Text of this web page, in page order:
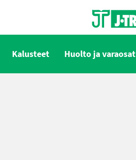
Kalusteet Huolto ja varaosat